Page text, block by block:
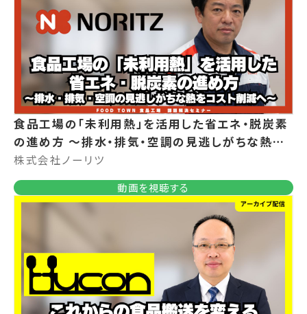
食品工場の「未利用熱」を活用した省エネ・脱炭素
の進め方 ～排水・排気・空調の見逃しがちな熱を
コスト削減へ～
株式会社ノーリツ
動画を視聴する